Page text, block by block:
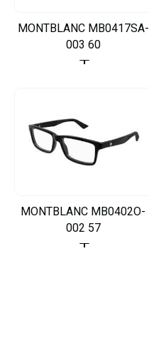
MONTBLANC MB0417SA-
003 60
MONTBLANC MB0402O-
002 57